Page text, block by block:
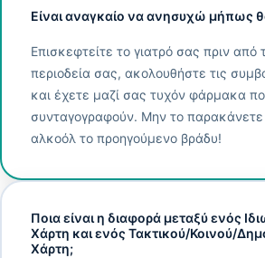
Είναι αναγκαίο να ανησυχώ μήπως
Επισκεφτείτε το γιατρό σας πριν από
περιοδεία σας, ακολουθήστε τις
και έχετε μαζί σας τυχόν φάρμακα
συνταγογραφούν. Μην το παρακάνετε
αλκοόλ το προηγούμενο βράδυ!
Ποια είναι η διαφορά μεταξύ ενός
Χάρτη και ενός Τακτικού/Κοινού/
Χάρτη;